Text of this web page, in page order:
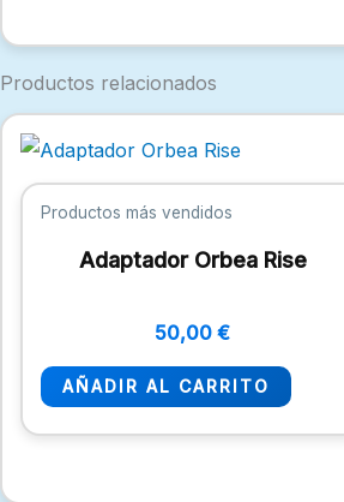
Productos relacionados
Productos más vendidos
Adaptador Orbea Rise
50,00 €
AÑADIR AL CARRITO